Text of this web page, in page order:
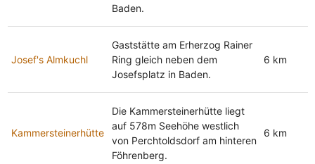
Baden.
Josef's Almkuchl
Gaststätte am Erherzog Rainer
Ring gleich neben dem
Josefsplatz in Baden.
6 km
Kammersteinerhütte
Die Kammersteinerhütte liegt
auf 578m Seehöhe westlich
von Perchtoldsdorf am hinteren
Föhrenberg.
6 km